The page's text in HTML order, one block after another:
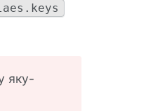
яку-